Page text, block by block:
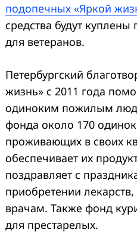
подопечных «Яркой
средства будут
для ветеранов.
Петербургский
жизнь» с 2011 года
одиноким пожилым
фонда около 170
проживающих в своих
обеспечивает их
поздравляет с
приобретении
врачам. Также фонд
для престарелых.